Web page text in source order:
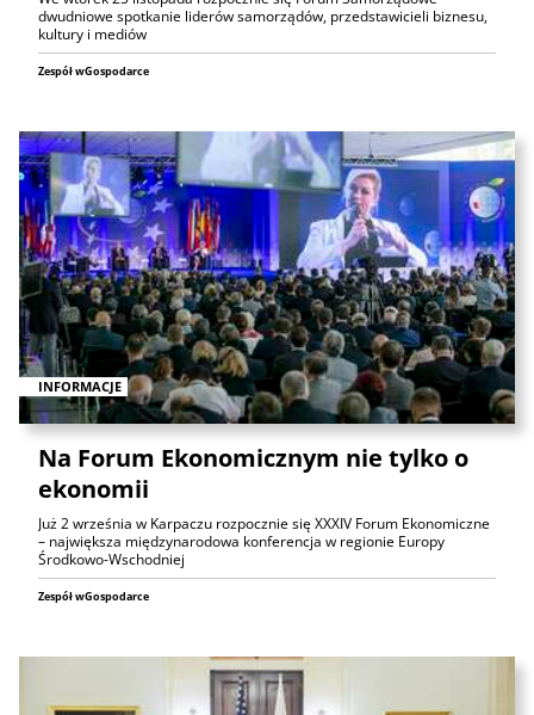
dwudniowe spotkanie liderów samorządów, przedstawicieli biznesu,
kultury i mediów
Zespół wGospodarce
INFORMACJE
Na Forum Ekonomicznym nie tylko o
ekonomii
Już 2 września w Karpaczu rozpocznie się XXXIV Forum Ekonomiczne
– największa międzynarodowa konferencja w regionie Europy
Środkowo-Wschodniej
Zespół wGospodarce